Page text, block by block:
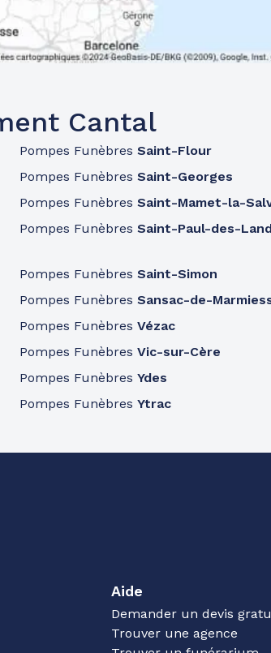
Cantal
Pompes FunèbresSaint-Flour
Pompes FunèbresSaint-Georges
Pompes FunèbresSaint-Mamet-la-
Pompes FunèbresSaint-Paul-des-
Pompes FunèbresSaint-Simon
Pompes FunèbresSansac-de-
Pompes FunèbresVézac
Pompes FunèbresVic-sur-Cère
Pompes FunèbresYdes
Pompes FunèbresYtrac
Aide
Demander un devis
Trouver une agence